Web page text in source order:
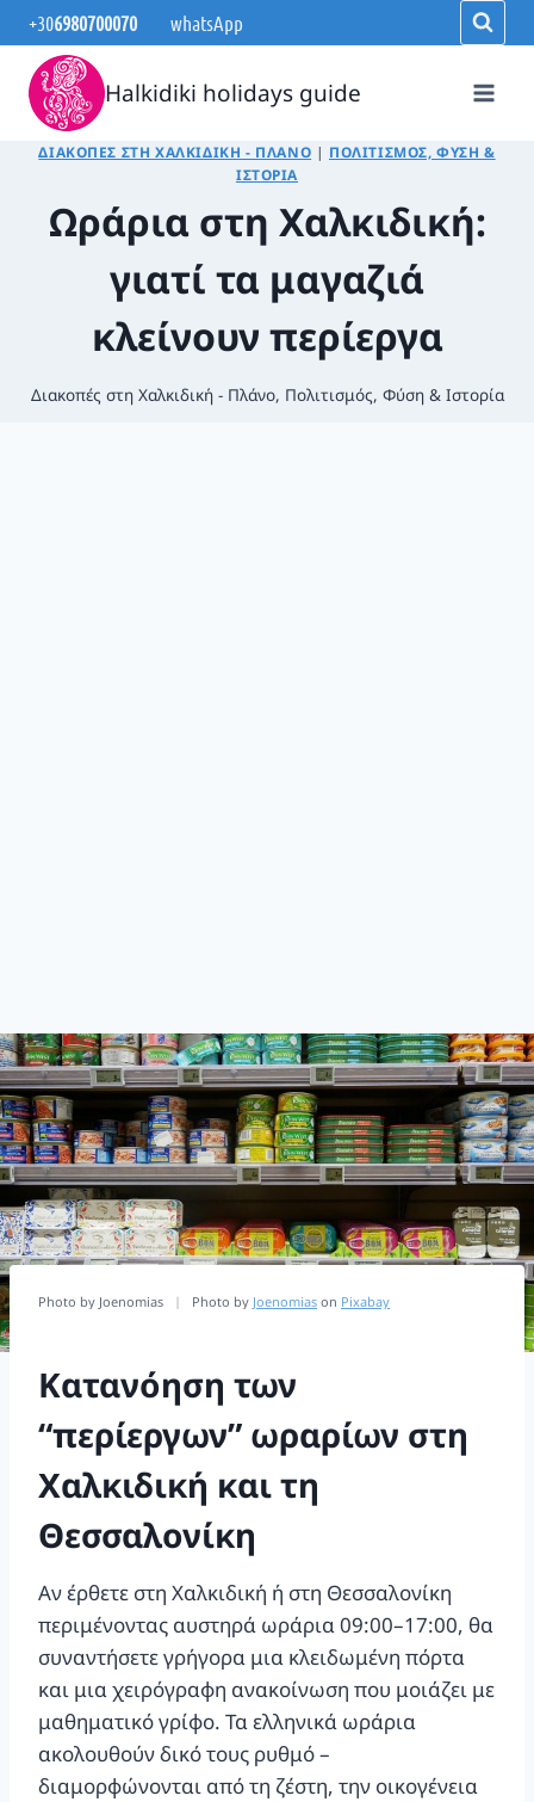
Skip
to
content
+306980700070 whatsApp
Halkidiki holidays guide
ΔΙΑΚΟΠΈΣ ΣΤΗ ΧΑΛΚΙΔΙΚΉ - ΠΛΆΝΟ | ΠΟΛΙΤΙΣΜΌΣ, ΦΎΣΗ &
ΙΣΤΟΡΊΑ
Ωράρια στη Χαλκιδική:
γιατί τα μαγαζιά
κλείνουν περίεργα
Διακοπές στη Χαλκιδική - Πλάνο, Πολιτισμός, Φύση & Ιστορία
Photo by Joenomias | Photo by Joenomias on Pixabay
Κατανόηση των
“περίεργων” ωραρίων στη
Χαλκιδική και τη
Θεσσαλονίκη
Αν έρθετε στη Χαλκιδική ή στη Θεσσαλονίκη
περιμένοντας αυστηρά ωράρια 09:00–17:00, θα
συναντήσετε γρήγορα μια κλειδωμένη πόρτα
και μια χειρόγραφη ανακοίνωση που μοιάζει με
μαθηματικό γρίφο. Τα ελληνικά ωράρια
ακολουθούν δικό τους ρυθμό –
διαμορφώνονται από τη ζέστη, την οικογένεια